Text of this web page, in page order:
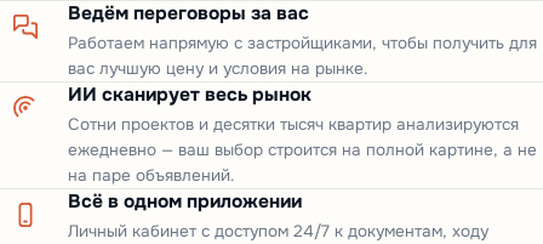
Ведём переговоры за вас
Работаем напрямую с застройщиками, чтобы получить для
вас лучшую цену и условия на рынке.
ИИ сканирует весь рынок
Сотни проектов и десятки тысяч квартир анализируются
ежедневно — ваш выбор строится на полной картине, а не
на паре объявлений.
Всё в одном приложении
Личный кабинет с доступом 24/7 к документам, ходу